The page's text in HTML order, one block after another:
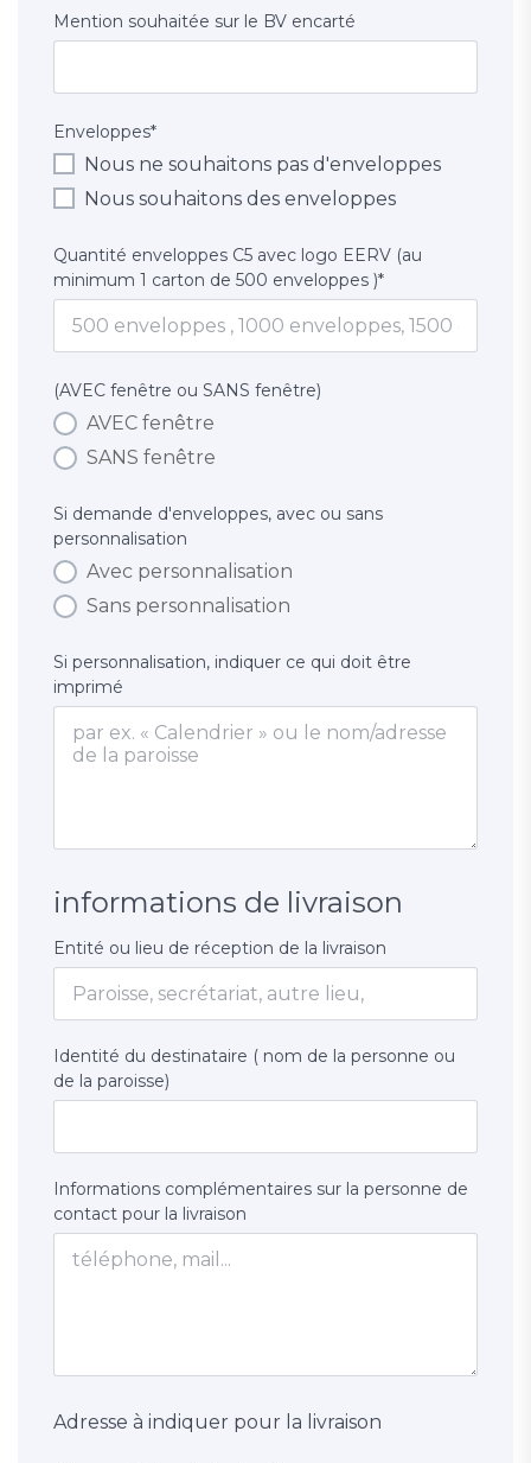
Mention souhaitée sur le BV encarté
Enveloppes*
Nous ne souhaitons pas d'enveloppes
Nous souhaitons des enveloppes
Quantité enveloppes C5 avec logo EERV (au
minimum 1 carton de 500 enveloppes )*
(AVEC fenêtre ou SANS fenêtre)
AVEC fenêtre
SANS fenêtre
Si demande d'enveloppes, avec ou sans
personnalisation
Avec personnalisation
Sans personnalisation
Si personnalisation, indiquer ce qui doit être
imprimé
informations de livraison
Entité ou lieu de réception de la livraison
Identité du destinataire ( nom de la personne ou
de la paroisse)
Informations complémentaires sur la personne de
contact pour la livraison
Adresse à indiquer pour la livraison